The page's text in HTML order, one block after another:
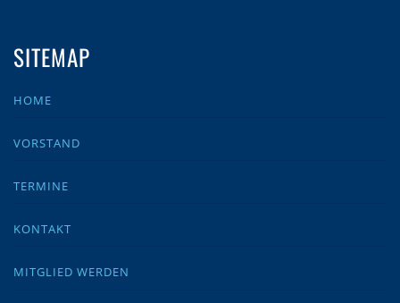
SITEMAP
HOME
VORSTAND
TERMINE
KONTAKT
MITGLIED WERDEN